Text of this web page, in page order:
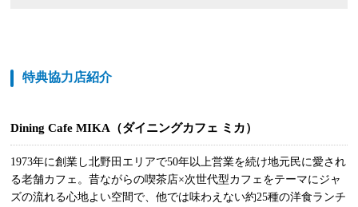
特典協力店紹介
Dining Cafe MIKA（ダイニングカフェ ミカ）
1973年に創業し北野田エリアで50年以上営業を続け地元民に愛され
る老舗カフェ。昔ながらの喫茶店×次世代型カフェをテーマにジャ
ズの流れる心地よい空間で、他では味わえない約25種の洋食ランチ